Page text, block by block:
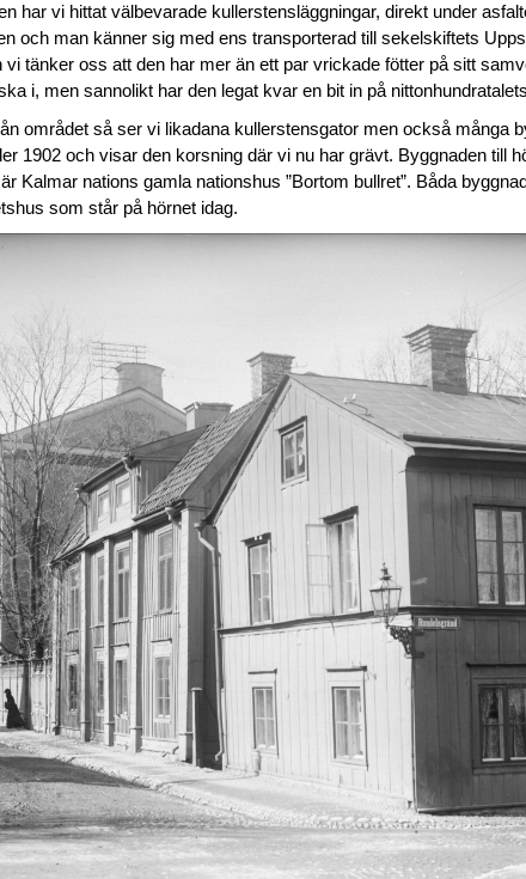
har vi hittat välbevarade kullerstensläggningar, direkt under
och man känner sig med ens transporterad till sekelskiftets
tänker oss att den har mer än ett par vrickade fötter på sitt
i, men sannolikt har den legat kvar en bit in på
området så ser vi likadana kullerstensgator men också många
1902 och visar den korsning där vi nu har grävt. Byggnaden till
Kalmar nations gamla nationshus ”Bortom bullret”. Båda
som står på hörnet idag.